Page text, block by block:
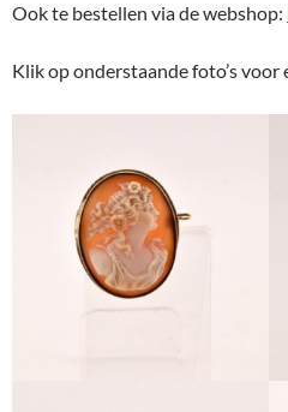
Ook te bestellen via de webshop:
Klik op onderstaande foto’s